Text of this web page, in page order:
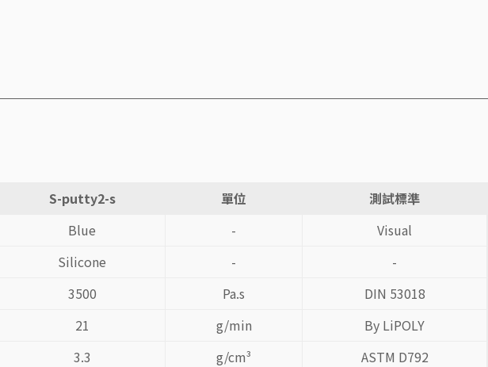
S-putty2-s 單位
測試標準
Blue -
Visual
Silicone -
-
3500 Pa.s
DIN 53018
21 g/min
By LiPOLY
3.3 g/cm³
ASTM D792